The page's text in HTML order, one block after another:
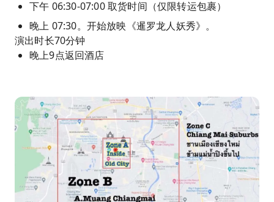
下午 06:30-07:00 取货时间（仅限转运包裹）
晚上 07:30。开始放映《暹罗龙人妖秀》。
演出时长70分钟
晚上9点返回酒店